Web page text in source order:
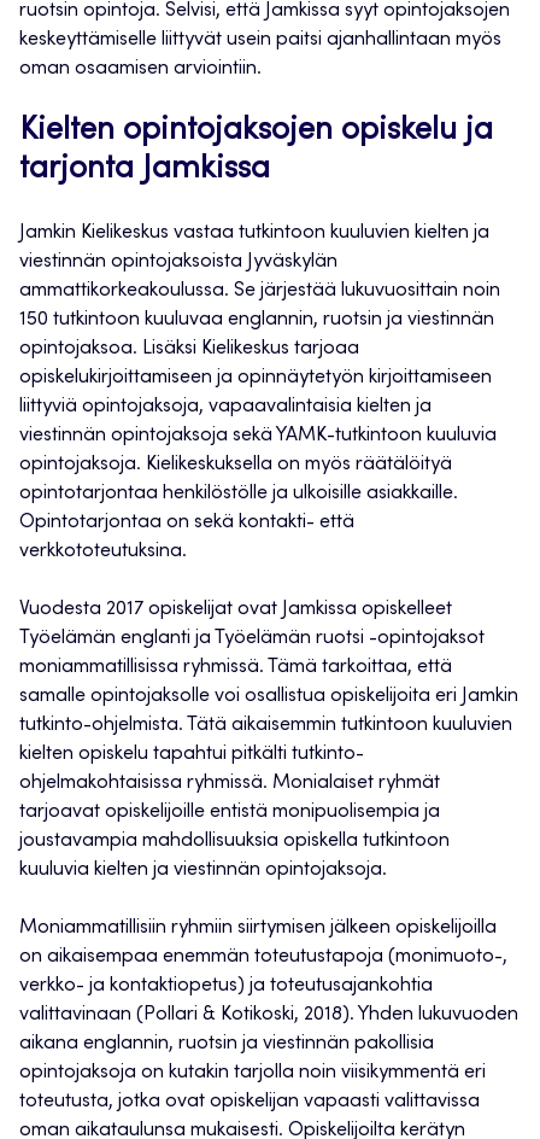
ruotsin opintoja. Selvisi, että Jamkissa syyt opintojaksojen
keskeyttämiselle liittyvät usein paitsi ajanhallintaan myös
oman osaamisen arviointiin.
Kielten opintojaksojen opiskelu ja
tarjonta Jamkissa
Jamkin Kielikeskus vastaa tutkintoon kuuluvien kielten ja
viestinnän opintojaksoista Jyväskylän
ammattikorkeakoulussa. Se järjestää lukuvuosittain noin
150 tutkintoon kuuluvaa englannin, ruotsin ja viestinnän
opintojaksoa. Lisäksi Kielikeskus tarjoaa
opiskelukirjoittamiseen ja opinnäytetyön kirjoittamiseen
liittyviä opintojaksoja, vapaavalintaisia kielten ja
viestinnän opintojaksoja sekä YAMK-tutkintoon kuuluvia
opintojaksoja. Kielikeskuksella on myös räätälöityä
opintotarjontaa henkilöstölle ja ulkoisille asiakkaille.
Opintotarjontaa on sekä kontakti- että
verkkototeutuksina.
Vuodesta 2017 opiskelijat ovat Jamkissa opiskelleet
Työelämän englanti ja Työelämän ruotsi -opintojaksot
moniammatillisissa ryhmissä. Tämä tarkoittaa, että
samalle opintojaksolle voi osallistua opiskelijoita eri Jamkin
tutkinto-ohjelmista. Tätä aikaisemmin tutkintoon kuuluvien
kielten opiskelu tapahtui pitkälti tutkinto-
ohjelmakohtaisissa ryhmissä. Monialaiset ryhmät
tarjoavat opiskelijoille entistä monipuolisempia ja
joustavampia mahdollisuuksia opiskella tutkintoon
kuuluvia kielten ja viestinnän opintojaksoja.
Moniammatillisiin ryhmiin siirtymisen jälkeen opiskelijoilla
on aikaisempaa enemmän toteutustapoja (monimuoto-,
verkko- ja kontaktiopetus) ja toteutusajankohtia
valittavinaan (Pollari & Kotikoski, 2018). Yhden lukuvuoden
aikana englannin, ruotsin ja viestinnän pakollisia
opintojaksoja on kutakin tarjolla noin viisikymmentä eri
toteutusta, jotka ovat opiskelijan vapaasti valittavissa
oman aikataulunsa mukaisesti. Opiskelijoilta kerätyn